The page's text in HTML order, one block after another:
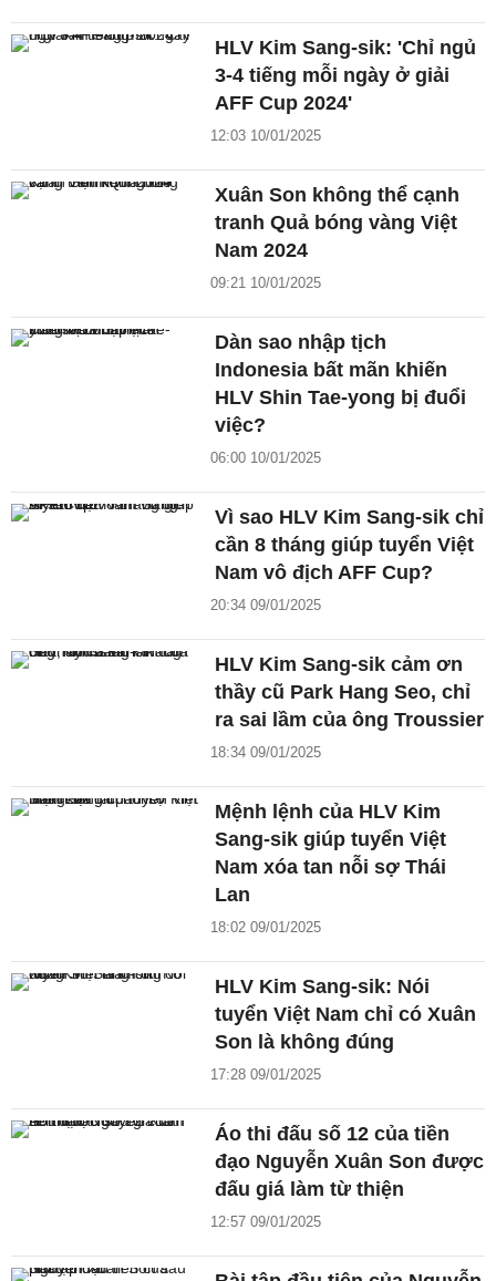
HLV Kim Sang-sik: 'Chỉ ngủ
3-4 tiếng mỗi ngày ở giải
AFF Cup 2024'
12:03 10/01/2025
Xuân Son không thể cạnh
tranh Quả bóng vàng Việt
Nam 2024
09:21 10/01/2025
Dàn sao nhập tịch
Indonesia bất mãn khiến
HLV Shin Tae-yong bị đuổi
việc?
06:00 10/01/2025
Vì sao HLV Kim Sang-sik chỉ
cần 8 tháng giúp tuyển Việt
Nam vô địch AFF Cup?
20:34 09/01/2025
HLV Kim Sang-sik cảm ơn
thầy cũ Park Hang Seo, chỉ
ra sai lầm của ông Troussier
18:34 09/01/2025
Mệnh lệnh của HLV Kim
Sang-sik giúp tuyển Việt
Nam xóa tan nỗi sợ Thái
Lan
18:02 09/01/2025
HLV Kim Sang-sik: Nói
tuyển Việt Nam chỉ có Xuân
Son là không đúng
17:28 09/01/2025
Áo thi đấu số 12 của tiền
đạo Nguyễn Xuân Son được
đấu giá làm từ thiện
12:57 09/01/2025